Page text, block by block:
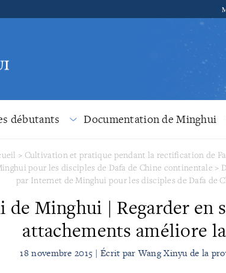
débutants Documentation de Minghui
> Cultivation et pratique pendant la rectification de Fa
pour les disciples de Dafa de Chine continentale >
par Internet de Minghui pour les disciples de Dafa de
de Minghui | Regarder en
attachements améliore
18 novembre 2015 | Écrit par Wang Xinyu de la